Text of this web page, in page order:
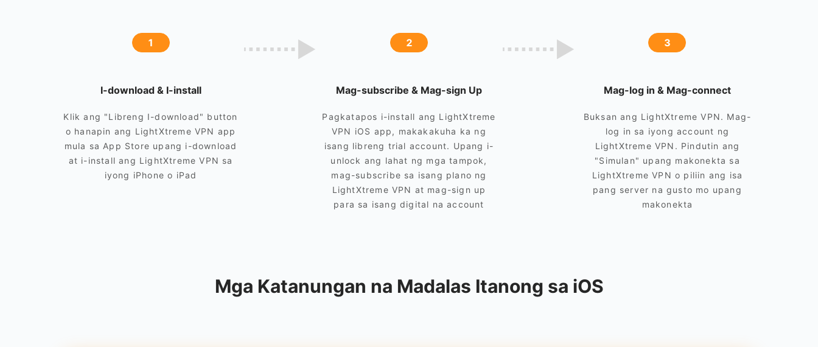
1
I-download & I-install
Klik ang "Libreng I-download" button
o hanapin ang LightXtreme VPN app
mula sa App Store upang i-download
at i-install ang LightXtreme VPN sa
iyong iPhone o iPad
2
Mag-subscribe & Mag-sign Up
Pagkatapos i-install ang LightXtreme
VPN iOS app, makakakuha ka ng
isang libreng trial account. Upang i-
unlock ang lahat ng mga tampok,
mag-subscribe sa isang plano ng
LightXtreme VPN at mag-sign up
para sa isang digital na account
3
Mag-log in & Mag-connect
Buksan ang LightXtreme VPN. Mag-
log in sa iyong account ng
LightXtreme VPN. Pindutin ang
"Simulan" upang makonekta sa
LightXtreme VPN o piliin ang isa
pang server na gusto mo upang
makonekta
Mga Katanungan na Madalas Itanong sa iOS